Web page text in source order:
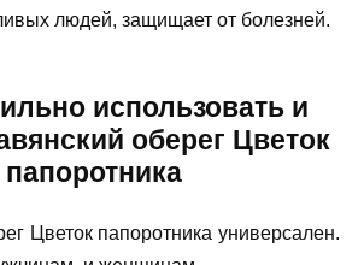
людей, защищает от болезней.
использовать и
оберег Цветок
папоротника
Цветок папоротника универсален.